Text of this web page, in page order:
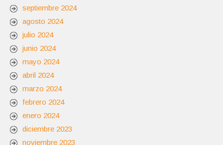
septiembre 2024
agosto 2024
julio 2024
junio 2024
mayo 2024
abril 2024
marzo 2024
febrero 2024
enero 2024
diciembre 2023
noviembre 2023